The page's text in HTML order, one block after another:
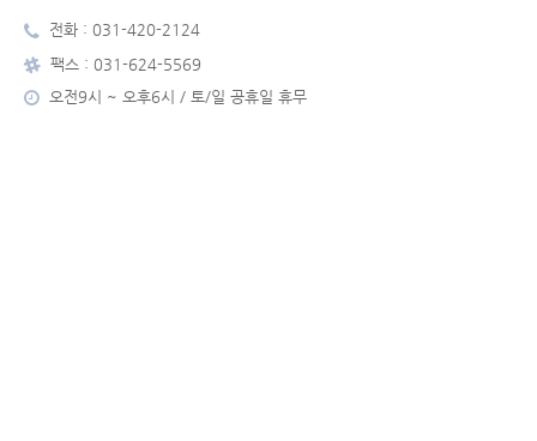
전화 : 031-420-2124
팩스 : 031-624-5569
오전9시 ~ 오후6시 / 토/일 공휴일 휴무